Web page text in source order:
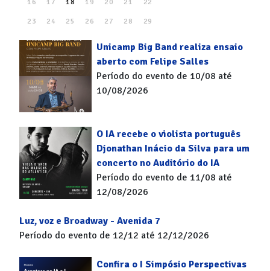
16 17 18 19 20 21 22
23 24 25 26 27 28 29
30 31
Unicamp Big Band realiza ensaio
aberto com Felipe Salles
Período do evento de 10/08 até
10/08/2026
O IA recebe o violista português
Djonathan Inácio da Silva para um
concerto no Auditório do IA
Período do evento de 11/08 até
12/08/2026
Luz, voz e Broadway - Avenida 7
Período do evento de 12/12 até 12/12/2026
Confira o I Simpósio Perspectivas